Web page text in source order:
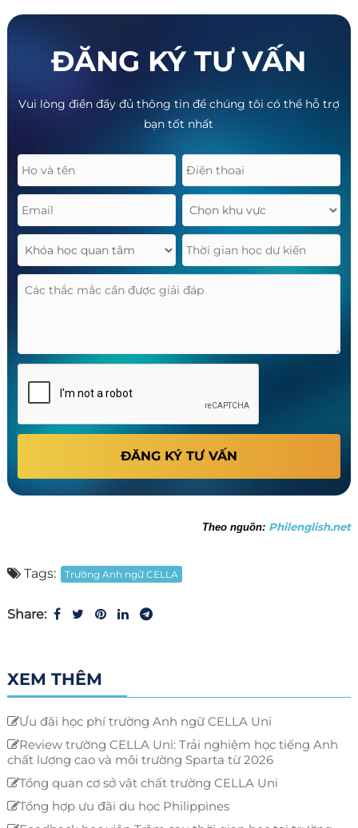
ĐĂNG KÝ TƯ VẤN
Vui lòng điền đầy đủ thông tin để chúng tôi có thể hỗ trợ
bạn tốt nhất
ĐĂNG KÝ TƯ VẤN
Theo nguồn: Philenglish.net
Tags: Trường Anh ngữ CELLA
Share:
XEM THÊM
Ưu đãi học phí trường Anh ngữ CELLA Uni
Review trường CELLA Uni: Trải nghiệm học tiếng Anh
chất lượng cao và môi trường Sparta từ 2026
Tổng quan cơ sở vật chất trường CELLA Uni
Tổng hợp ưu đãi du học Philippines